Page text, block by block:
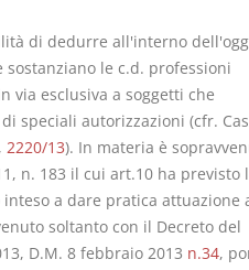
di dedurre all'interno
le c.d. professioni
via esclusiva a soggetti che
speciali autorizzazioni (cfr.
2220/13). In materia è
n. 183 il cui art.10 ha previsto
a dare pratica attuazione
soltanto con il Decreto del
D.M. 8 febbraio 2013 n.34,